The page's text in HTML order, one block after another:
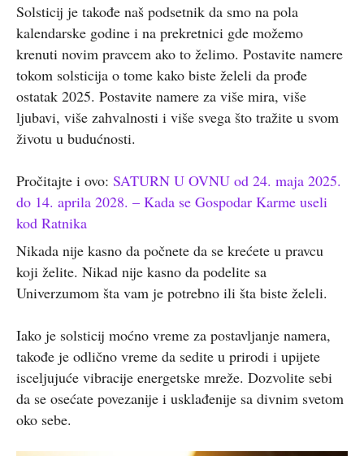
Solsticij je takođe naš podsetnik da smo na pola
kalendarske godine i na prekretnici gde možemo
krenuti novim pravcem ako to želimo. Postavite namere
tokom solsticija o tome kako biste želeli da prođe
ostatak 2025. Postavite namere za više mira, više
ljubavi, više zahvalnosti i više svega što tražite u svom
životu u budućnosti.
Pročitajte i ovo: SATURN U OVNU od 24. maja 2025.
do 14. aprila 2028. – Kada se Gospodar Karme useli
kod Ratnika
Nikada nije kasno da počnete da se krećete u pravcu
koji želite. Nikad nije kasno da podelite sa
Univerzumom šta vam je potrebno ili šta biste želeli.
Iako je solsticij moćno vreme za postavljanje namera,
takođe je odlično vreme da sedite u prirodi i upijete
isceljujuće vibracije energetske mreže. Dozvolite sebi
da se osećate povezanije i usklađenije sa divnim svetom
oko sebe.